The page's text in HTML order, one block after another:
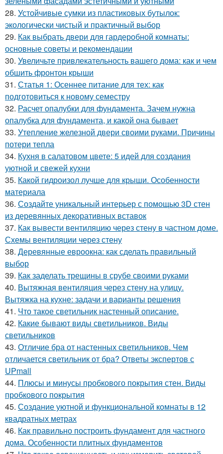
28. Устойчивые сумки из пластиковых бутылок:
экологически чистый и практичный выбор
29. Как выбрать двери для гардеробной комнаты:
основные советы и рекомендации
30. Увеличьте привлекательность вашего дома: как и чем
обшить фронтон крыши
31. Статья 1: Осеннее питание для тех: как
подготовиться к новому семестру
32. Расчет опалубки для фундамента. Зачем нужна
опалубка для фундамента, и какой она бывает
33. Утепление железной двери своими руками. Причины
потери тепла
34. Кухня в салатовом цвете: 5 идей для создания
уютной и свежей кухни
35. Какой гидроизол лучше для крыши. Особенности
материала
36. Создайте уникальный интерьер с помощью 3D стен
из деревянных декоративных вставок
37. Как вывести вентиляцию через стену в частном доме.
Схемы вентиляции через стену
38. Деревянные евроокна: как сделать правильный
выбор
39. Как заделать трещины в срубе своими руками
40. Вытяжная вентиляция через стену на улицу.
Вытяжка на кухне: задачи и варианты решения
41. Что такое светильник настенный описание.
42. Какие бывают виды светильников. Виды
светильников
43. Отличие бра от настенных светильников. Чем
отличается светильник от бра? Ответы экспертов с
UPmall
44. Плюсы и минусы пробкового покрытия стен. Виды
пробкового покрытия
45. Создание уютной и функциональной комнаты в 12
квадратных метрах
46. Как правильно построить фундамент для частного
дома. Особенности плитных фундаментов